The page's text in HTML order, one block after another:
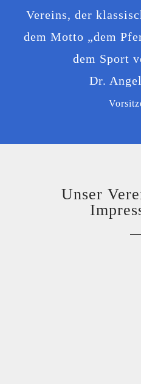
Vereins, der
dem Motto „dem
dem Sport
Dr.
Unser